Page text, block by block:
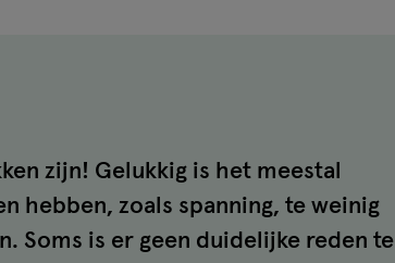
zijn! Gelukkig is het meestal
hebben, zoals spanning, te weinig
Soms is er geen duidelijke reden te